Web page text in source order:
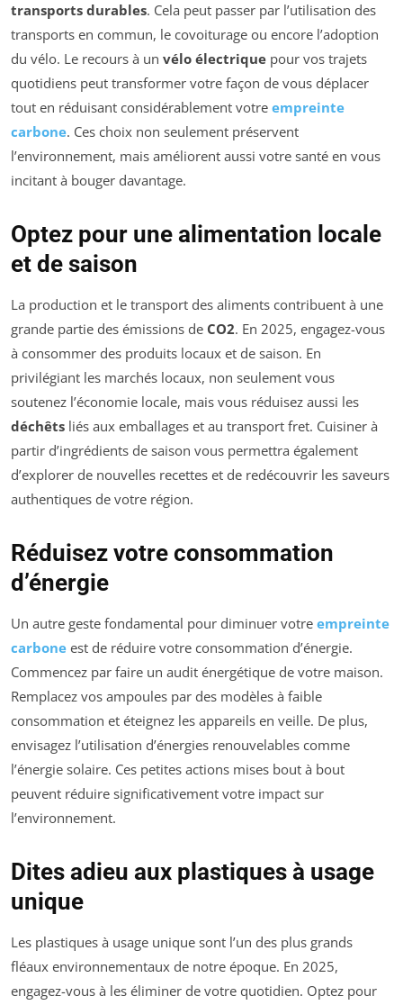
transports durables. Cela peut passer par l’utilisation des
transports en commun, le covoiturage ou encore l’adoption
du vélo. Le recours à un vélo électrique pour vos trajets
quotidiens peut transformer votre façon de vous déplacer
tout en réduisant considérablement votre empreinte
carbone. Ces choix non seulement préservent
l’environnement, mais améliorent aussi votre santé en vous
incitant à bouger davantage.
Optez pour une alimentation locale
et de saison
La production et le transport des aliments contribuent à une
grande partie des émissions de CO2. En 2025, engagez-vous
à consommer des produits locaux et de saison. En
privilégiant les marchés locaux, non seulement vous
soutenez l’économie locale, mais vous réduisez aussi les
déchêts liés aux emballages et au transport fret. Cuisiner à
partir d’ingrédients de saison vous permettra également
d’explorer de nouvelles recettes et de redécouvrir les saveurs
authentiques de votre région.
Réduisez votre consommation
d’énergie
Un autre geste fondamental pour diminuer votre empreinte
carbone est de réduire votre consommation d’énergie.
Commencez par faire un audit énergétique de votre maison.
Remplacez vos ampoules par des modèles à faible
consommation et éteignez les appareils en veille. De plus,
envisagez l’utilisation d’énergies renouvelables comme
l’énergie solaire. Ces petites actions mises bout à bout
peuvent réduire significativement votre impact sur
l’environnement.
Dites adieu aux plastiques à usage
unique
Les plastiques à usage unique sont l’un des plus grands
fléaux environnementaux de notre époque. En 2025,
engagez-vous à les éliminer de votre quotidien. Optez pour